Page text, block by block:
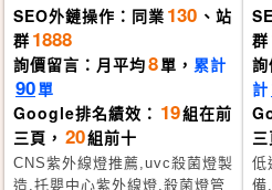
SEO外鏈操作：同業 130 、站
群 1888
詢價留言：月平均8單， 累計
90單
Google排名績效： 19組在前
三頁， 20組前十
CNS紫外線燈推薦,uvc殺菌燈製
造,托嬰中心紫外線燈,殺菌燈管
群
計
三
低
備